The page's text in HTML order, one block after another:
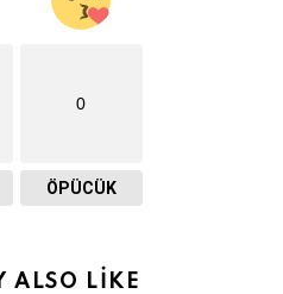
0
ÖPÜCÜK
ALSO LIKE